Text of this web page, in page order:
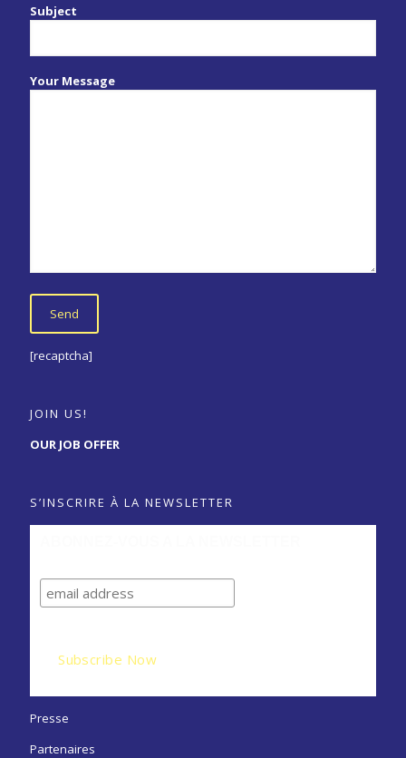
Subject
Your Message
[recaptcha]
JOIN US!
OUR JOB OFFER
S’INSCRIRE À LA NEWSLETTER
Presse
Partenaires